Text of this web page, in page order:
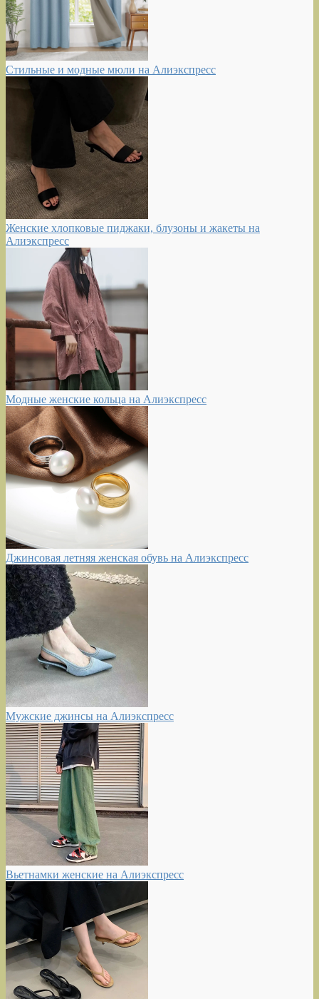
Стильные и модные мюли на Алиэкспресс
Женские хлопковые пиджаки, блузоны и жакеты на
Алиэкспресс
Модные женские кольца на Алиэкспресс
Джинсовая летняя женская обувь на Алиэкспресс
Мужские джинсы на Алиэкспресс
Вьетнамки женские на Алиэкспресс